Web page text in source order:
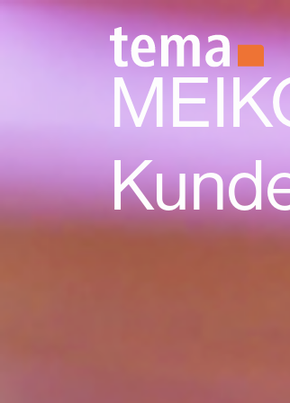
Zum Hauptinhalt springen